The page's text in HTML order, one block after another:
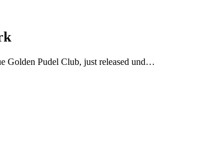
Golden Pudel Club, just released und…